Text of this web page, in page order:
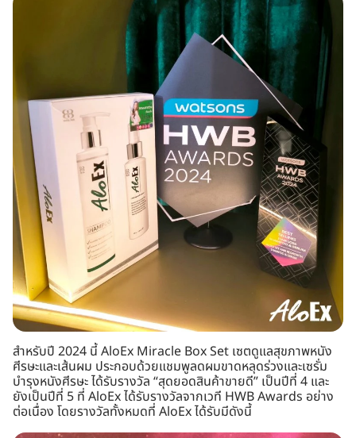
สำหรับปี 2024 นี้ AloEx Miracle Box Set เซตดูแลสุขภาพหนัง
ศีรษะและเส้นผม ประกอบด้วยแชมพูลดผมขาดหลุดร่วงและเซรั่ม
บำรุงหนังศีรษะ ได้รับรางวัล “สุดยอดสินค้าขายดี” เป็นปีที่ 4 และ
ยังเป็นปีที่ 5 ที่ AloEx ได้รับรางวัลจากเวที HWB Awards อย่าง
ต่อเนื่อง โดยรางวัลทั้งหมดที่ AloEx ได้รับมีดังนี้